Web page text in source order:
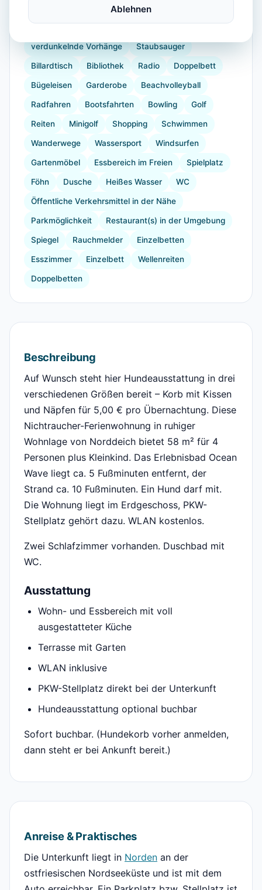
Herdplatte
Gefrierfach Backofen Toaster
verdunkelnde Vorhänge Staubsauger
Billardtisch Bibliothek Radio Doppelbett
Bügeleisen Garderobe Beachvolleyball
Radfahren Bootsfahrten Bowling Golf
Reiten Minigolf Shopping Schwimmen
Wanderwege Wassersport Windsurfen
Gartenmöbel Essbereich im Freien Spielplatz
Föhn Dusche Heißes Wasser WC
Öffentliche Verkehrsmittel in der Nähe
Parkmöglichkeit Restaurant(s) in der Umgebung
Spiegel Rauchmelder Einzelbetten
Esszimmer Einzelbett Wellenreiten
Doppelbetten
Beschreibung
Auf Wunsch steht hier Hundeausstattung in drei
verschiedenen Größen bereit – Korb mit Kissen
und Näpfen für 5,00 € pro Übernachtung. Diese
Nichtraucher-Ferienwohnung in ruhiger
Wohnlage von Norddeich bietet 58 m² für 4
Personen plus Kleinkind. Das Erlebnisbad Ocean
Wave liegt ca. 5 Fußminuten entfernt, der
Strand ca. 10 Fußminuten. Ein Hund darf mit.
Die Wohnung liegt im Erdgeschoss, PKW-
Stellplatz gehört dazu. WLAN kostenlos.
Zwei Schlafzimmer vorhanden. Duschbad mit
WC.
Ausstattung
Wohn- und Essbereich mit voll
ausgestatteter Küche
Terrasse mit Garten
WLAN inklusive
PKW-Stellplatz direkt bei der Unterkunft
Hundeausstattung optional buchbar
Sofort buchbar. (Hundekorb vorher anmelden,
dann steht er bei Ankunft bereit.)
Anreise & Praktisches
Die Unterkunft liegt in Norden an der
ostfriesischen Nordseeküste und ist mit dem
Ablehnen